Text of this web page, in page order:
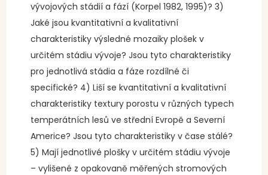
vývojových stádií a fází (Korpel 1982, 1995)? 3)
Jaké jsou kvantitativní a kvalitativní
charakteristiky výsledné mozaiky plošek v
určitém stádiu vývoje? Jsou tyto charakteristiky
pro jednotlivá stádia a fáze rozdílné či
specifické? 4) Liší se kvantitativní a kvalitativní
charakteristiky textury porostu v různých typech
temperátních lesů ve střední Evropě a Severní
Americe? Jsou tyto charakteristiky v čase stálé?
5) Mají jednotlivé plošky v určitém stádiu vývoje
– vylišené z opakovaně měřených stromových